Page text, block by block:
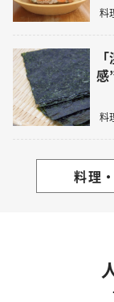
料
感
料
料理